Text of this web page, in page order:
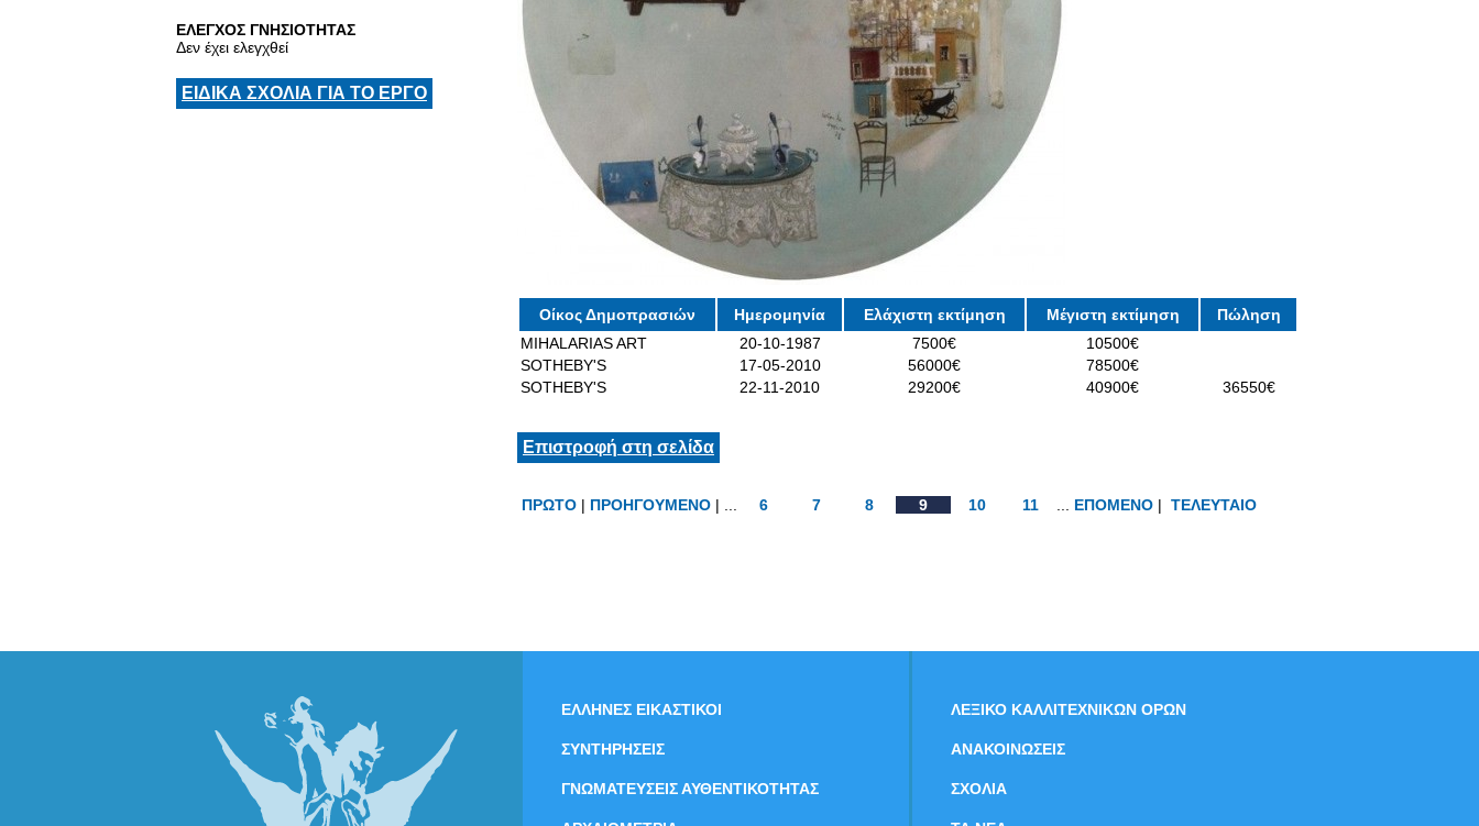
ΕΛΕΓΧΟΣ ΓΝΗΣΙΟΤΗΤΑΣ
Δεν έχει ελεγχθεί
ΕΙΔΙΚΑ ΣΧΟΛΙΑ ΓΙΑ ΤΟ ΕΡΓΟ
Οίκος Δημοπρασιών Ημερομηνία Ελάχιστη εκτίμηση Μέγιστη εκτίμηση
Πώληση
MIHALARIAS ART
20-10-1987 7500€
10500€
SOTHEBY'S
17-05-2010 56000€
78500€
SOTHEBY'S
22-11-2010 29200€ 40900€ 36550€
Επιστροφή στη σελίδα
ΠΡΩΤΟ | ΠΡΟΗΓΟΥΜΕΝΟ | ... 6 7 8 9 10 11 ΕΠΟΜΕΝΟ | ΤΕΛΕΥΤΑΙΟ
ΕΛΛΗΝΕΣ ΕΙΚΑΣΤΙΚΟΙ
ΣΥΝΤΗΡΗΣΕΙΣ
ΓΝΩΜΑΤΕΥΣΕΙΣ ΑΥΘΕΝΤΙΚΟΤΗΤΑΣ
ΛΕΞΙΚΟ ΚΑΛΛΙΤΕΧΝΙΚΩΝ ΟΡΩΝ
ΑΝΑΚΟΙΝΩΣΕΙΣ
ΣΧΟΛΙΑ